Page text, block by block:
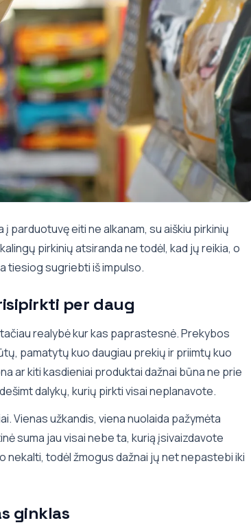
eiti ne alkanam, su aiškiu pirkinių
pirkinių atsiranda ne todėl, kad jų reikia, o
tiesiog sugriebti iš impulso.
per daug
realybė kur kas paprastesnė. Prekybos
pamatytų kuo daugiau prekių ir priimtų kuo
ar kiti kasdieniai produktai dažnai būna ne prie
dalykų, kurių pirkti visai neplanavote.
Vienas užkandis, viena nuolaida pažymėta
suma jau visai nebe ta, kurią įsivaizdavote
nekalti, todėl žmogus dažnai jų net nepastebi iki
ginklas